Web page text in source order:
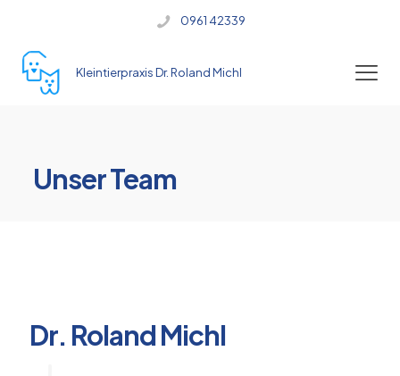
0961 42339
Kleintierpraxis Dr. Roland Michl
Unser Team
Dr. Roland Michl